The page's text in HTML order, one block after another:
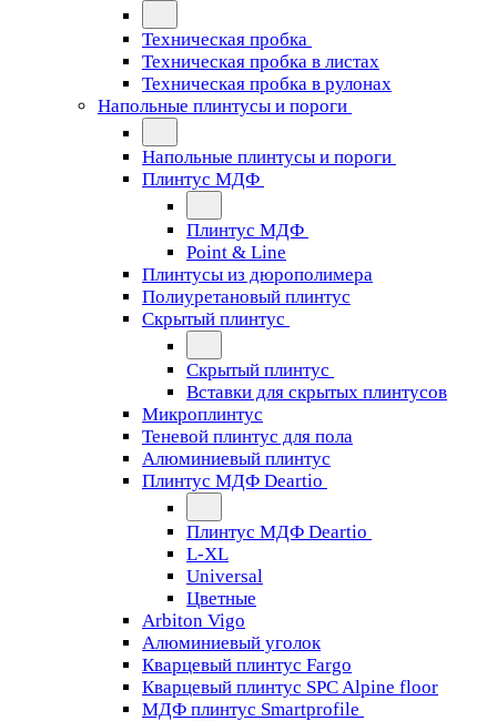
Техническая пробка
Техническая пробка в листах
Техническая пробка в рулонах
Напольные плинтусы и пороги
Напольные плинтусы и пороги
Плинтус МДФ
Плинтус МДФ
Point & Line
Плинтусы из дюрополимера
Полиуретановый плинтус
Скрытый плинтус
Скрытый плинтус
Вставки для скрытых плинтусов
Микроплинтус
Теневой плинтус для пола
Алюминиевый плинтус
Плинтус МДФ Deartio
Плинтус МДФ Deartio
L-XL
Universal
Цветные
Arbiton Vigo
Алюминиевый уголок
Кварцевый плинтус Fargo
Кварцевый плинтус SPC Alpine floor
МДФ плинтус Smartprofile